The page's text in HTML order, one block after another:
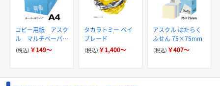
コピー用紙 アスク
ル マルチペーパー
スーパーホワイト+
（税込） ￥149～
タカラトミー ベイ
ブレード
（税込） ￥1,400～
アスクル はたらく
ふせん 75×75mm
（税込） ￥407～